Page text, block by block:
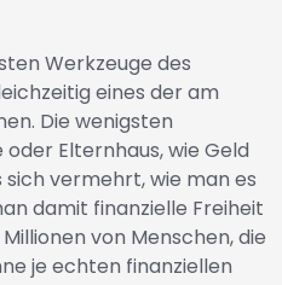
Werkzeuge des
eines der am
Die wenigsten
Elternhaus, wie Geld
vermehrt, wie man es
damit finanzielle Freiheit
von Menschen, die
je echten finanziellen